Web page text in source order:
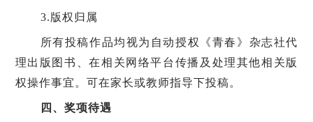
3.版权归属
所有投稿作品均视为自动授权《青春》杂志社代
理出版图书、在相关网络平台传播及处理其他相关版
权操作事宜。可在家长或教师指导下投稿。
四、奖项待遇